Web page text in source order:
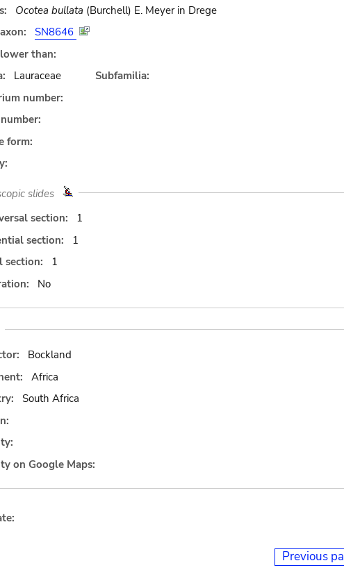
Ocotea bullata (Burchell) E. Meyer in Drege
SN8646
than:
Lauraceae
Subfamilia:
number:
form:
slides
section:
1
section:
1
section:
1
No
Bockland
Africa
South Africa
on Google Maps:
Previous